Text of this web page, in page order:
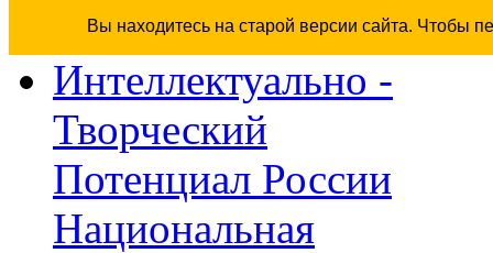
Вы находитесь на старой версии сайта. Чтобы
Интеллектуально -
Творческий
Потенциал России
Национальная